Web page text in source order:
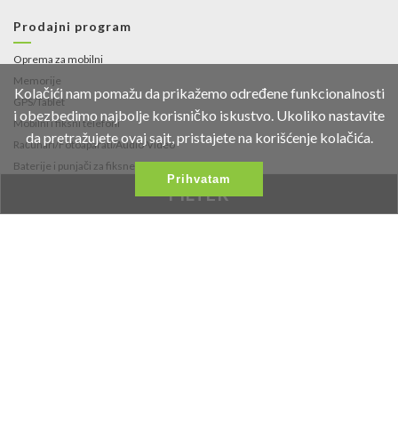
FILTER
Prodajni program
Oprema za mobilni
Memorije
GPS/Tablet
Mobilni i fiksni telefoni
Računari/Fotoaparati/Audio-Video
Baterije i punjači za fiksne telefone i
Kolačići nam pomažu da prikažemo određene funkcionalnosti
i obezbedimo najbolje korisničko iskustvo. Ukoliko nastavite
da pretražujete ovaj sajt, pristajete na korišćenje kolačića.
Prihvatam